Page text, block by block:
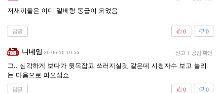
저새끼들은 이미 일베랑 동급이 되었음
답글 0
0
니네임 26-06-16 19:56 신고 | 공감 확인
그.. 심각하게 보다가 뒷목잡고 쓰러지실것 같은데 시청자수 보고 놀리
는 마음으로 퍼오십쇼
답글 0
0